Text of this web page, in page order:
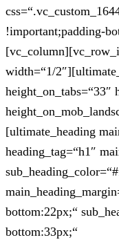
!important;padding-
width=“1/
height_on_tabs=“33″
[ultimate_heading
heading_tag=“h1″
bottom:22px;“
bottom:33px;“